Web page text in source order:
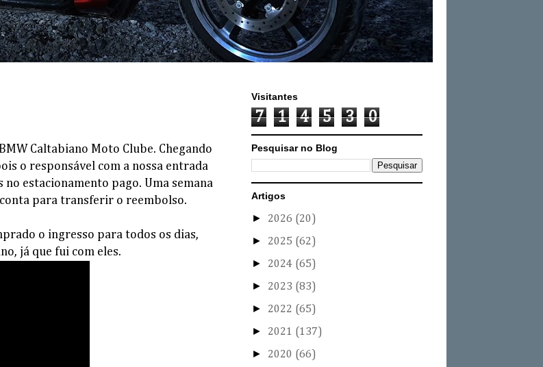
Caltabiano Moto Clube. Chegando
o responsável com a nossa entrada
estacionamento pago. Uma semana
para transferir o reembolso.
o ingresso para todos os dias,
já que fui com eles.
Visitantes
7 1 4 5 3 0
Pesquisar no Blog
Artigos
► 2026 (20)
► 2025 (62)
► 2024 (65)
► 2023 (83)
► 2022 (65)
► 2021 (137)
► 2020 (66)